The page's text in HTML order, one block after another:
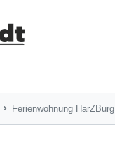
Ferienwohnung HarZBurg